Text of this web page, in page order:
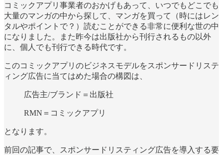
コミックアプリ事業者のおかげもあって、いつでもどこでも
大量のマンガの中から探して、マンガを買って（時にはレン
タルやポイントで？）読むことができる非常に便利な世の中
になりました。また昨今は出版社から刊行されるもの以外
に、個人でも刊行できる時代です。
このコミックアプリのビジネスモデルをスポンサードリステ
ィング広告に当てはめた場合の構図は、
広告主/ブランド＝出版社
RMN＝コミックアプリ
となります。
前回の記事で、スポンサードリスティング広告を導入する要